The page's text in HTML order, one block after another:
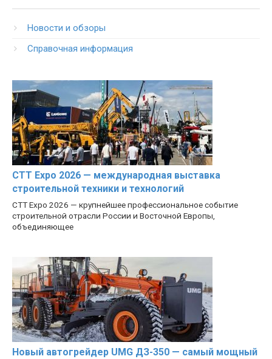
Новости и обзоры
Справочная информация
CTT Expo 2026 — международная выставка
строительной техники и технологий
CTT Expo 2026 — крупнейшее профессиональное событие
строительной отрасли России и Восточной Европы,
объединяющее
Новый автогрейдер UMG ДЗ-350 — самый мощный